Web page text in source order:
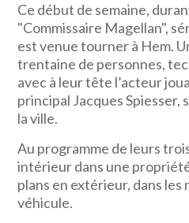
Ce début de semaine,
"Commissaire Magellan",
est venue tourner à Hem.
trentaine de personnes,
avec à leur tête l’acteur
principal Jacques Spiesser,
la ville.
Au programme de leurs
intérieur dans une
plans en extérieur, dans les
véhicule.